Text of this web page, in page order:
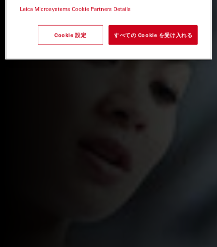
Leica Microsystems Cookie Partners Details
Cookie 設定 すべての Cookie を受け入れる